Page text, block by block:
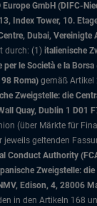
GmbH (DIFC-
Index Tower, 10.
Dubai, Vereinigte
durch: (1) italienische
le Società e la Borsa
Roma) gemäß Artikel
Zweigstelle: die
Quay, Dublin 1 D01
(über Märkte für
jeweils geltenden
Conduct Authority
Zweigstelle: die
Edison, 4, 28006
in den Artikeln 168